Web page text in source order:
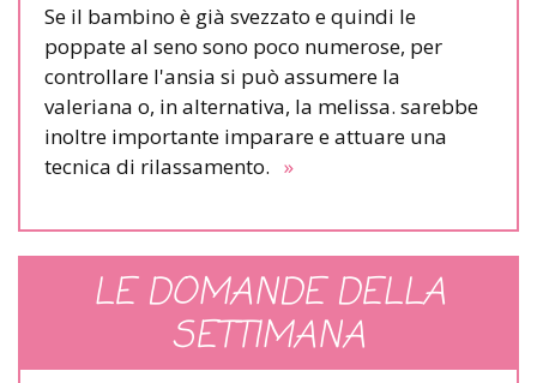
Se il bambino è già svezzato e quindi le
poppate al seno sono poco numerose, per
controllare l'ansia si può assumere la
valeriana o, in alternativa, la melissa. sarebbe
inoltre importante imparare e attuare una
tecnica di rilassamento. »
LE DOMANDE DELLA
SETTIMANA